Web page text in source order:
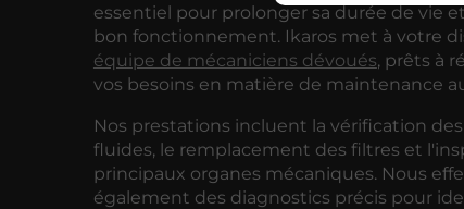
essentiel pour prolonger sa durée de vie
bon fonctionnement. Ikaros met à votre
équipe de mécaniciens dévoués, prêts à
vos besoins en matière de maintenance
Nos prestations incluent la vérification
fluides, le remplacement des filtres et
principaux organes mécaniques. Nous
également des diagnostics précis pour